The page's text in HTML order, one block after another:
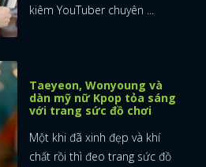
kiêm YouTuber chuyên ...
Taeyeon, Wonyoung và
dàn mỹ nữ Kpop tỏa sáng
với trang sức đồ chơi
Một khi đã xinh đẹp và khí
chất rồi thì đeo trang sức đồ